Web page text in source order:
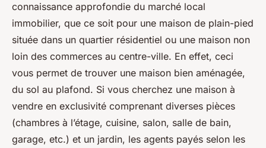
connaissance approfondie du marché local
immobilier, que ce soit pour une maison de plain-pied
située dans un quartier résidentiel ou une maison non
loin des commerces au centre-ville. En effet, ceci
vous permet de trouver une maison bien aménagée,
du sol au plafond. Si vous cherchez une maison à
vendre en exclusivité comprenant diverses pièces
(chambres à l’étage, cuisine, salon, salle de bain,
garage, etc.) et un jardin, les agents payés selon les